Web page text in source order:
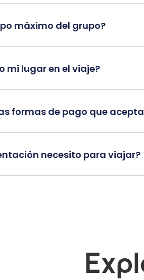
máximo del grupo?
mi lugar en el viaje?
formas de pago que
necesito para viajar?